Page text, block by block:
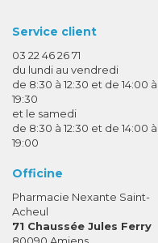
Service client
03 22 46 26 71
du lundi au vendredi
de 8:30 à 12:30 et de 14:00 à
19:30
et le samedi
de 8:30 à 12:30 et de 14:00 à
19:00
Officine
Pharmacie Nexante Saint-
Acheul
71 Chaussée Jules Ferry